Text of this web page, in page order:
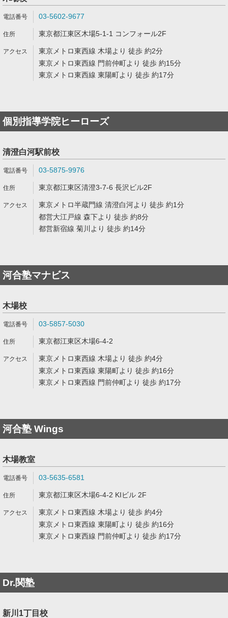
03-5602-9677
東京都江東区木場5-1-1 コンフォール2F
東京メトロ東西線 木場より 徒歩 約2分
東京メトロ東西線 門前仲町より 徒歩 約15分
東京メトロ東西線 東陽町より 徒歩 約17分
個別指導学院ヒーローズ
清澄白河駅前校
03-5875-9976
東京都江東区清澄3-7-6 長沢ビル2F
東京メトロ半蔵門線 清澄白河より 徒歩 約1分
都営大江戸線 森下より 徒歩 約8分
都営新宿線 菊川より 徒歩 約14分
河合塾マナビス
木場校
03-5857-5030
東京都江東区木場6-4-2
東京メトロ東西線 木場より 徒歩 約4分
東京メトロ東西線 東陽町より 徒歩 約16分
東京メトロ東西線 門前仲町より 徒歩 約17分
河合塾 Wings
木場教室
03-5635-6581
東京都江東区木場6-4-2 KIビル 2F
東京メトロ東西線 木場より 徒歩 約4分
東京メトロ東西線 東陽町より 徒歩 約16分
東京メトロ東西線 門前仲町より 徒歩 約17分
Dr.関塾
新川1丁目校